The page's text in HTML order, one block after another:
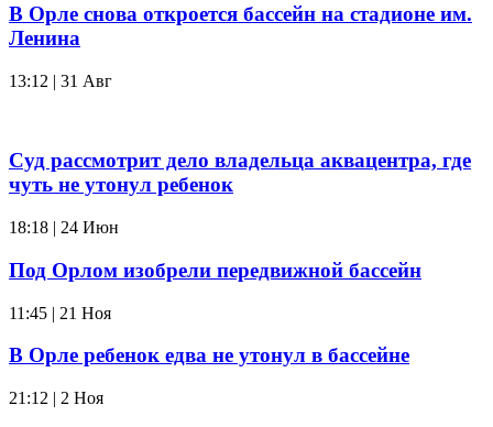
В Орле снова откроется бассейн на стадионе им.
Ленина
13:12 | 31 Авг
Суд рассмотрит дело владельца аквацентра, где
чуть не утонул ребенок
18:18 | 24 Июн
Под Орлом изобрели передвижной бассейн
11:45 | 21 Ноя
В Орле ребенок едва не утонул в бассейне
21:12 | 2 Ноя